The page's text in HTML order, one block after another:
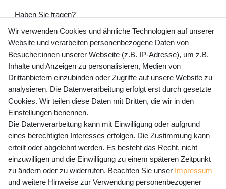
Haben Sie fragen?
+49 (0) 35243 460 400
Mo-Fr 9-15 Uhr
shop@banjado.com
Preisangaben inkl. gesetzl. MwSt. und zzgl. Service- und
Versandkosten
Newsletter Anmeldung - Keine Angebote
mehr verpassen!
E-MAIL **
Newsletter
Wir verwenden Cookies und ähnliche Technologien auf unserer
Website und verarbeiten personenbezogene Daten von
Besucher:innen unserer Webseite (z.B. IP-Adresse), um z.B.
Inhalte und Anzeigen zu personalisieren, Medien von
Drittanbietern einzubinden oder Zugriffe auf unsere Website zu
analysieren. Die Datenverarbeitung erfolgt erst durch gesetzte
Cookies. Wir teilen diese Daten mit Dritten, die wir in den
Einstellungen benennen.
Die Datenverarbeitung kann mit Einwilligung oder aufgrund
eines berechtigten Interesses erfolgen. Die Zustimmung kann
erteilt oder abgelehnt werden. Es besteht das Recht, nicht
einzuwilligen und die Einwilligung zu einem späteren Zeitpunkt
zu ändern oder zu widerrufen. Beachten Sie unser Impressum
und weitere Hinweise zur Verwendung personenbezogener